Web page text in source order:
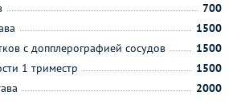
700
1500
с допплерографией сосудов
1500
1 триместр
1500
2000